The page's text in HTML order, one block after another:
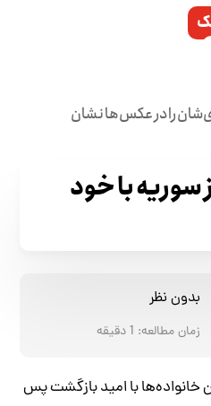
را در عکس‌ها نشان
سوریه با خود
بدون نظر
زمان مطالعه: 1دقیقه
جنگ در سال ۲۰۱۱، این خانواده‌ها با امید بازگشت پس